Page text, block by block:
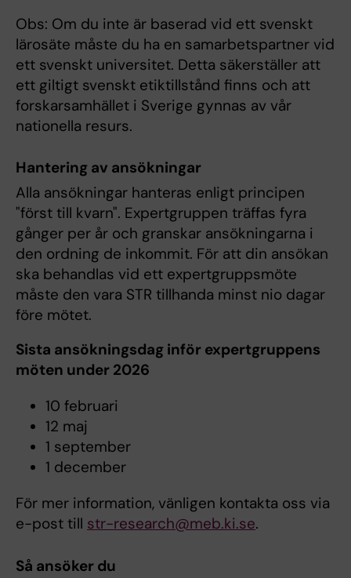
Obs: Om du inte är baserad vid ett svenskt
lärosäte måste du ha en samarbetspartner vid
ett svenskt universitet. Detta säkerställer att
ett giltigt svenskt etiktillstånd finns och att
forskarsamhället i Sverige gynnas av vår
nationella resurs.
Hantering av ansökningar
Alla ansökningar hanteras enligt principen
"först till kvarn". Expertgruppen träffas fyra
gånger per år och granskar ansökningarna i
den ordning de inkommit. För att din ansökan
ska behandlas vid ett expertgruppsmöte
måste den vara STR tillhanda minst nio dagar
före mötet.
Sista ansökningsdag inför expertgruppens
möten under 2026
10 februari
12 maj
1 september
1 december
För mer information, vänligen kontakta oss via
e-post till str-research@meb.ki.se.
Så ansöker du